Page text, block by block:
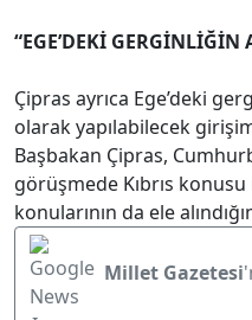
“EGE’DEKİ
Çipras ayrıca Ege’deki
olarak yapılabilecek
Başbakan Çipras,
görüşmede Kıbrıs
konularının da ele
Millet Gazetesi